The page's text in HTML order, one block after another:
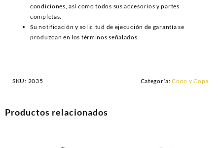
condiciones, así como todos sus accesorios y partes
completas.
Su notificación y solicitud de ejecución de garantía se
produzcan en los términos señalados.
SKU: 2035 Categoría:Cono y Copa
Productos relacionados